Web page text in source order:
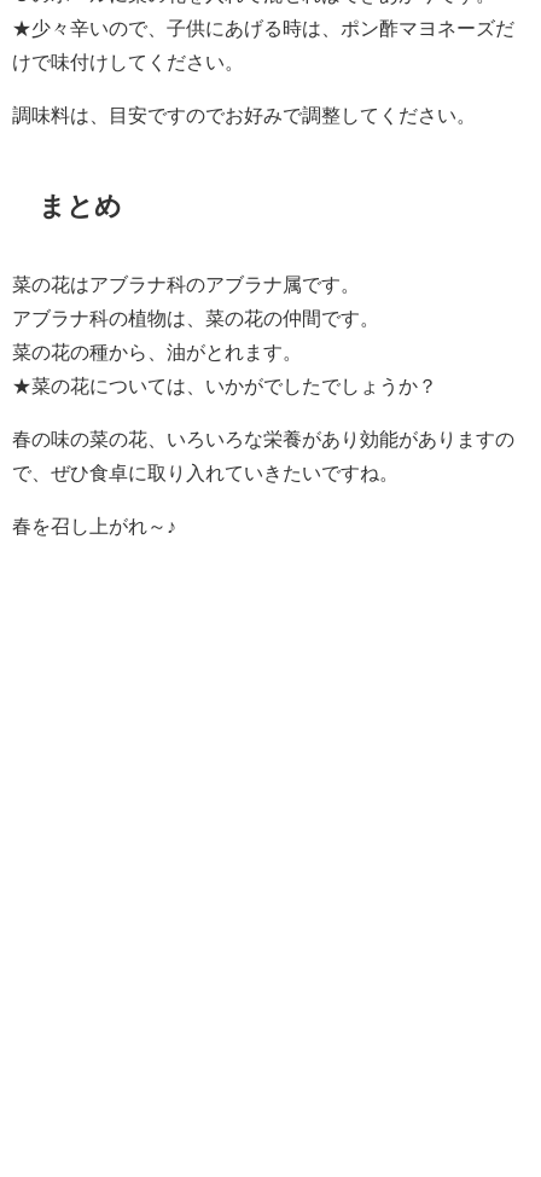
★少々辛いので、子供にあげる時は、ポン酢マヨネーズだ
けで味付けしてください。
調味料は、目安ですのでお好みで調整してください。
まとめ
菜の花はアブラナ科のアブラナ属です。
アブラナ科の植物は、菜の花の仲間です。
菜の花の種から、油がとれます。
★菜の花については、いかがでしたでしょうか？
春の味の菜の花、いろいろな栄養があり効能がありますの
で、ぜひ食卓に取り入れていきたいですね。
春を召し上がれ～♪